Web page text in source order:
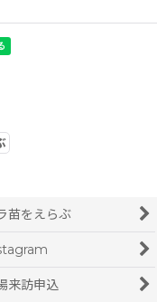
苗をえらぶ
来訪申込